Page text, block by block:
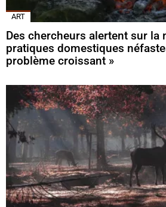
ART
Des chercheurs alertent sur la
pratiques domestiques
problème croissant »